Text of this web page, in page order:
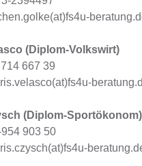
(Diplom-Volkswirt)
667 39
(Diplom-Sportökonom)
903 50